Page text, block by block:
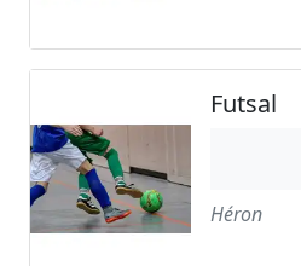
Futsal
Héron